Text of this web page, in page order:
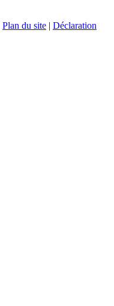
Plan du site | Déclaration